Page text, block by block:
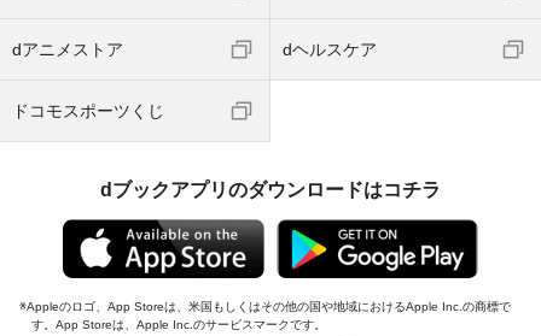
dアニメストア dヘルスケア
ドコモスポーツくじ
dブックアプリのダウンロードはコチラ
Appleのロゴ、App Storeは、米国もしくはその他の国や地域におけるApple Inc.の商標で
す。App Storeは、Apple Inc.のサービスマークです。